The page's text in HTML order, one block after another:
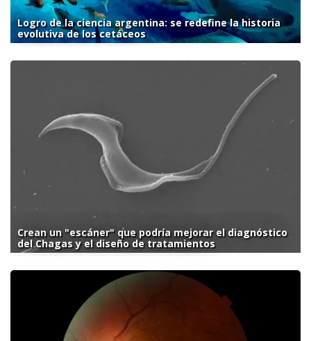
Logro de la ciencia argentina: se redefine la historia
evolutiva de los cetáceos
Crean un "escáner" que podría mejorar el diagnóstico
del Chagas y el diseño de tratamientos